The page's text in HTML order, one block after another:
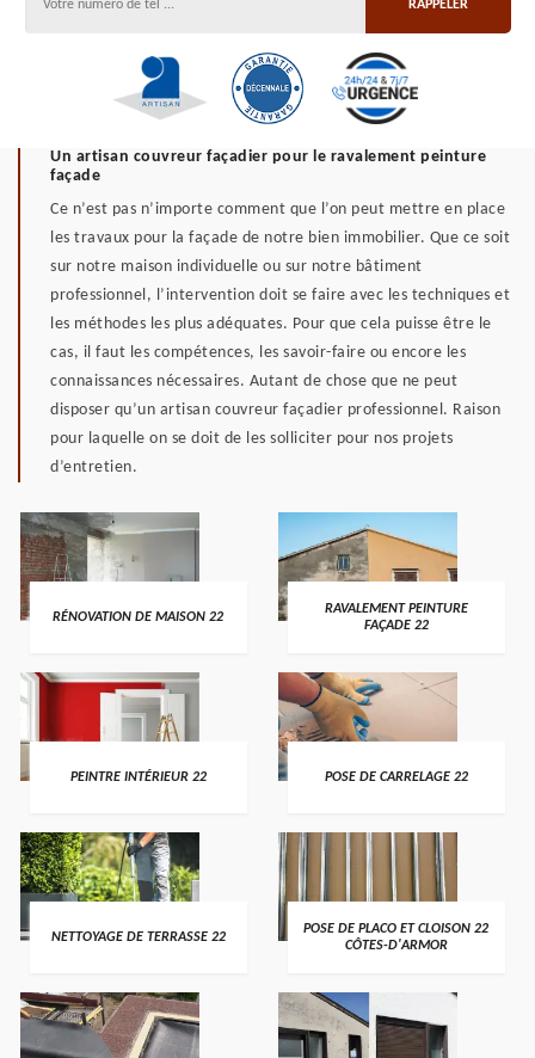
Un artisan couvreur façadier pour le ravalement peinture
façade
Ce n’est pas n’importe comment que l’on peut mettre en place
les travaux pour la façade de notre bien immobilier. Que ce soit
sur notre maison individuelle ou sur notre bâtiment
professionnel, l’intervention doit se faire avec les techniques et
les méthodes les plus adéquates. Pour que cela puisse être le
cas, il faut les compétences, les savoir-faire ou encore les
connaissances nécessaires. Autant de chose que ne peut
disposer qu’un artisan couvreur façadier professionnel. Raison
pour laquelle on se doit de les solliciter pour nos projets
d’entretien.
RÉNOVATION DE MAISON 22
RAVALEMENT PEINTURE
FAÇADE 22
PEINTRE INTÉRIEUR 22 POSE DE CARRELAGE 22
NETTOYAGE DE TERRASSE 22
POSE DE PLACO ET CLOISON 22
CÔTES-D'ARMOR